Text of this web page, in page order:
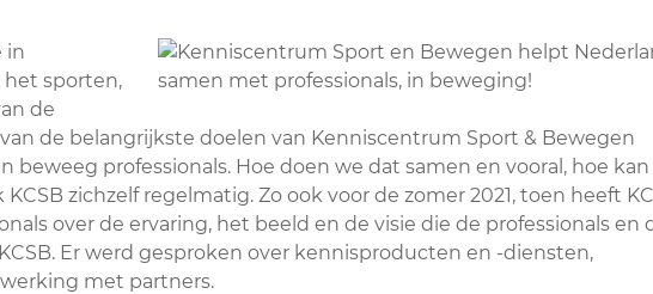
in
het sporten,
de
de belangrijkste doelen van Kenniscentrum Sport & Bewegen
beweeg professionals. Hoe doen we dat samen en vooral, hoe
zichzelf regelmatig. Zo ook voor de zomer 2021, toen heeft
over de ervaring, het beeld en de visie die de professionals en
Er werd gesproken over kennisproducten en -diensten,
met partners.